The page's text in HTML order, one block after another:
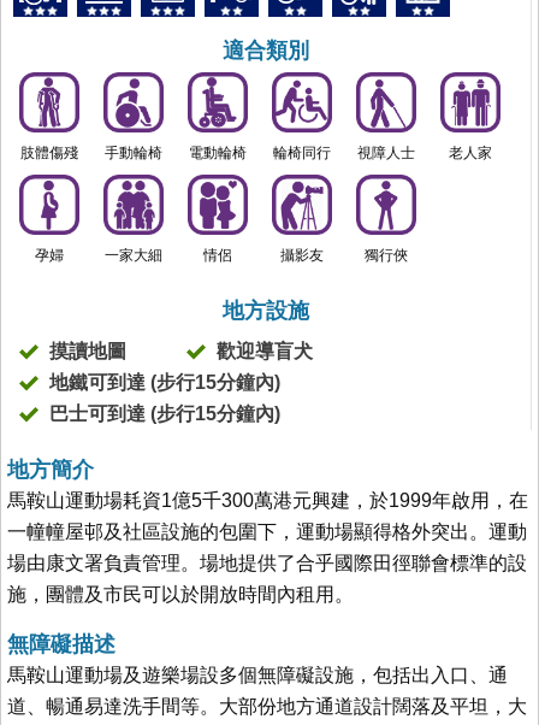
適合類別
肢體傷殘 手動輪椅 電動輪椅 輪椅同行 視障人士 老人家
孕婦 一家大細 情侶 攝影友 獨行俠
地方設施
摸讀地圖
歡迎導盲犬
地鐵可到達 (步行15分鐘內)
巴士可到達 (步行15分鐘內)
地方簡介
馬鞍山運動場耗資1億5千300萬港元興建，於1999年啟用，在
一幢幢屋邨及社區設施的包圍下，運動場顯得格外突出。運動
場由康文署負責管理。場地提供了合乎國際田徑聯會標準的設
施，團體及市民可以於開放時間內租用。
無障礙描述
馬鞍山運動場及遊樂場設多個無障礙設施，包括出入口、通
道、暢通易達洗手間等。大部份地方通道設計闊落及平坦，大